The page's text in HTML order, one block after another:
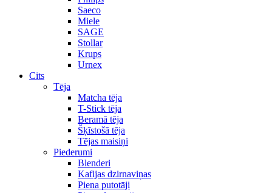
Saeco
Miele
SAGE
Stollar
Krups
Urnex
Cits
Tēja
Matcha tēja
T-Stick tēja
Beramā tēja
Šķīstošā tēja
Tējas maisiņi
Piederumi
Blenderi
Kafijas dzirnaviņas
Piena putotāji